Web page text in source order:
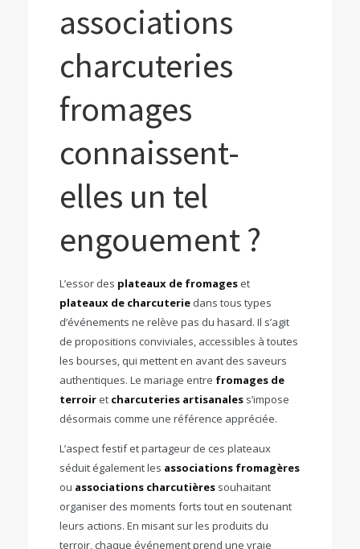
associations
charcuteries
fromages
connaissent-
elles un tel
engouement ?
L’essor des plateaux de fromageset
plateaux de charcuteriedans tous types
d’événements ne relève pas du hasard. Il s’agit
de propositions conviviales, accessibles à toutes
les bourses, qui mettent en avant des saveurs
authentiques. Le mariage entre fromages de
terroiret charcuteries artisanaless’impose
désormais comme une référence appréciée.
L’aspect festif et partageur de ces plateaux
séduit également les associations fromagères
ou associations charcutièressouhaitant
organiser des moments forts tout en soutenant
leurs actions. En misant sur les produits du
terroir, chaque événement prend une vraie